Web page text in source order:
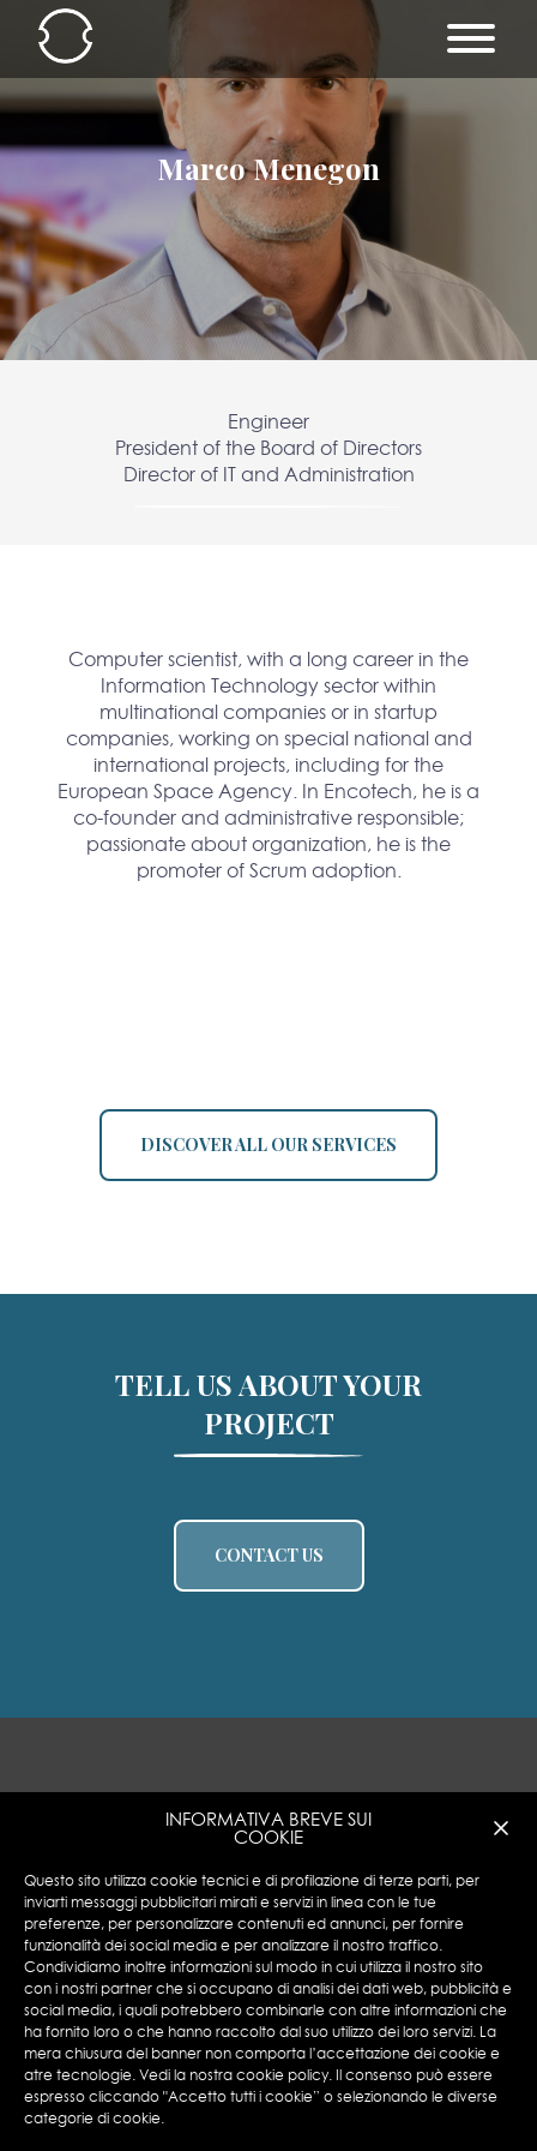
INFORMATIVA BREVE SUI
COOKIE
Questo sito utilizza cookie tecnici e di profilazione di terze parti, per
inviarti messaggi pubblicitari mirati e servizi in linea con le tue
preferenze, per personalizzare contenuti ed annunci, per fornire
funzionalità dei social media e per analizzare il nostro traffico.
Condividiamo inoltre informazioni sul modo in cui utilizza il nostro sito
con i nostri partner che si occupano di analisi dei dati web, pubblicità e
social media, i quali potrebbero combinarle con altre informazioni che
ha fornito loro o che hanno raccolto dal suo utilizzo dei loro servizi. La
mera chiusura del banner non comporta l’accettazione dei cookie e
atre tecnologie. Vedi la nostra cookie policy. Il consenso può essere
espresso cliccando "Accetto tutti i cookie” o selezionando le diverse
categorie di cookie.
Marco Menegon
Engineer
President of the Board of Directors
Director of IT and Administration
Computer scientist, with a long career in the
Information Technology sector within
multinational companies or in startup
companies, working on special national and
international projects, including for the
European Space Agency. In Encotech, he is a
co-founder and administrative responsible;
passionate about organization, he is the
promoter of Scrum adoption.
DISCOVER ALL OUR SERVICES
TELL US ABOUT YOUR
PROJECT
CONTACT US
Encotech © Copyright 2023 ENCOTECH SA. All
Rights Reserved.
N°IVA: CHE 115.049.369-IVA
Privacy Policy|Cookies Policy